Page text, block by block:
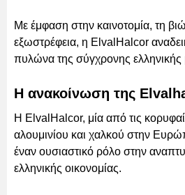
Με έμφαση στην καινοτομία, τη
εξωστρέφεια, η ElvalHalcor
πυλώνα της σύγχρονης ελληνικής
Η ανακοίνωση της
Η ElvalHalcor, μία από τις
αλουμινίου και χαλκού στην
έναν ουσιαστικό ρόλο στην
ελληνικής οικονομίας.